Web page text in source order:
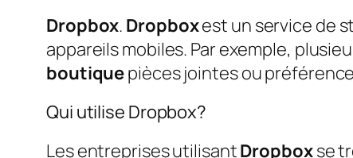
Dropbox. Dropboxest un service de
appareils mobiles. Par exemple,
boutiquepièces jointes ou
Qui utilise Dropbox?
Les entreprises utilisantDropboxse